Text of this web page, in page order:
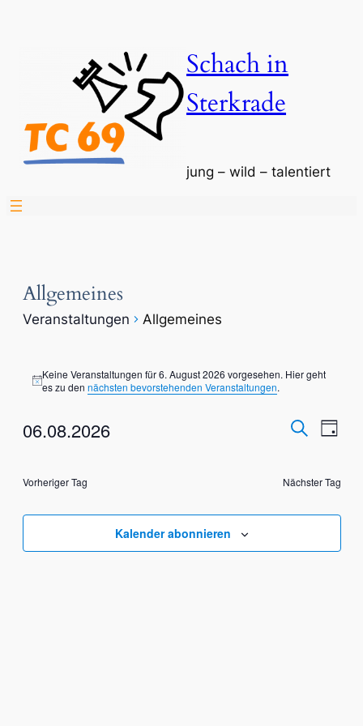
Schach in
Sterkrade
jung – wild – talentiert
Allgemeines
Veranstaltungen Allgemeines
Veranstaltungen
für
6.
2026
Hinweis
Keine Veranstaltungen für 6. August 2026 vorgesehen. Hier geht
es zu den nächsten bevorstehenden Veranstaltungen.
und
Tag
06.08.2026
Vorheriger Tag Nächster Tag
Kalender abonnieren